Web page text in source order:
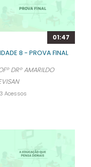
01:47
8 - PROVA FINAL
DRº AMARILDO
Acessos